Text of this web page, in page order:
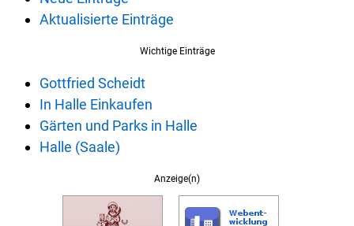
Aktualisierte Einträge
Wichtige Einträge
Gottfried Scheidt
In Halle Einkaufen
Gärten und Parks in Halle
Halle (Saale)
Anzeige(n)